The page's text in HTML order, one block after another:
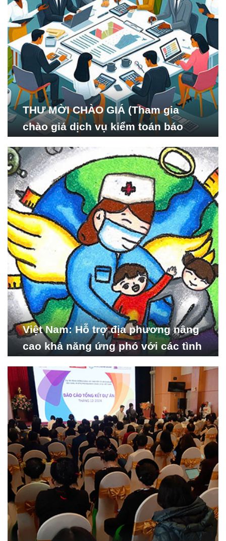
THƯ MỜI CHÀO GIÁ (Tham gia
chào giá dịch vụ kiểm toán báo
Nghiên cứu Phát triển Xã
hội_ISDS)
Việt Nam: Hỗ trợ địa phương nâng
cao khả năng ứng phó với các tình